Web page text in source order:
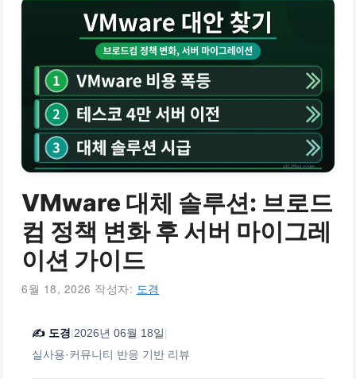
VMware 대체 솔루션: 브로드
컴 정책 변화 후 서버 마이그레
이션 가이드
6월 18, 2026 작성자: 도경
✍️ 도경|2026년 06월 18일|
실사용·커뮤니티 반응 기반 리뷰